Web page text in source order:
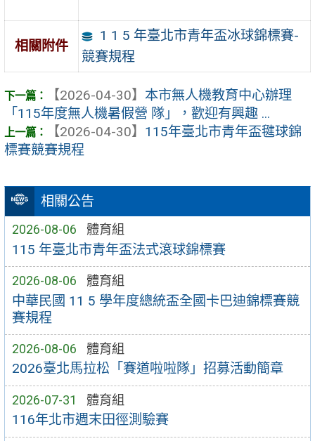
相關公告
2026-08-06 體育組
115 年臺北市青年盃法式滾球錦標賽
2026-08-06 體育組
中華民國 11 5 學年度總統盃全國卡巴迪錦標賽競
賽規程
2026-08-06 體育組
2026臺北馬拉松「賽道啦啦隊」招募活動簡章
2026-07-31 體育組
116年北市週末田徑測驗賽
相關附件
1 1 5 年臺北市青年盃冰球錦標賽-
競賽規程
【2026-04-30】 本市無人機教育中心辦理
「115年度無人機暑假營 隊」，歡迎有興趣 ...
【2026-04-30】 115年臺北市青年盃毽球錦
標賽競賽規程